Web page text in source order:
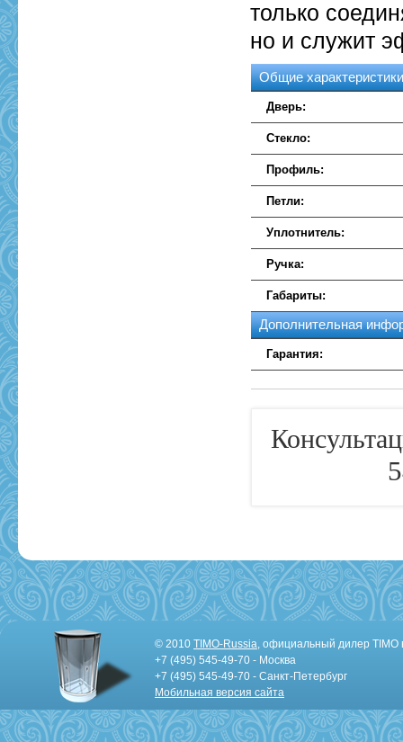
только
но и служит
Общие
Дверь:
Стекло:
Профиль:
Петли:
Уплотнитель:
Ручка:
Габариты:
Дополнительная
Гарантия:
© 2010 TIMO-Russia, официальный дилер TIMO
+7 (495) 545-49-70 - Москва
+7 (495) 545-49-70 - Санкт-Петербург
Мобильная версия сайта